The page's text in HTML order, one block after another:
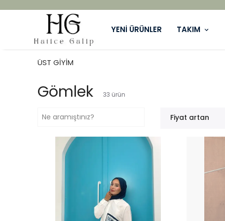
YENİ ÜRÜNLER TAKIM
ÜST GİYİM
Gömlek 33 ürün
Fiyat artan